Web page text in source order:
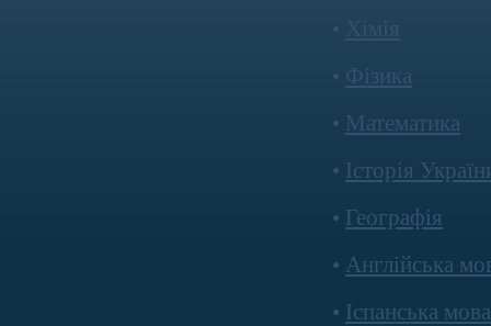
• Хімія
• Фізика
• Математика
• Історія
• Географія
• Англійська
• Іспанська мова